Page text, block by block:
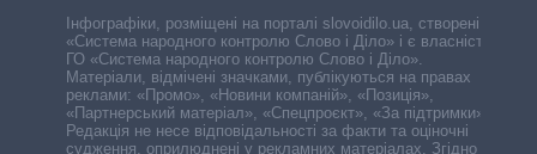
Інфографіки, розміщені на порталі slovoidilo.ua, створені ГО
«Система народного контролю Слово і Діло» і є власністю
ГО «Система народного контролю Слово і Діло».
Матеріали, відмічені значками, публікуються на правах
реклами: «Промо», «Новини компаній», «Позиція»,
«Партнерський матеріал», «Спецпроєкт», «За підтримки».
Редакція не несе відповідальності за факти та оціночні
судження, оприлюднені у рекламних матеріалах. Згідно з